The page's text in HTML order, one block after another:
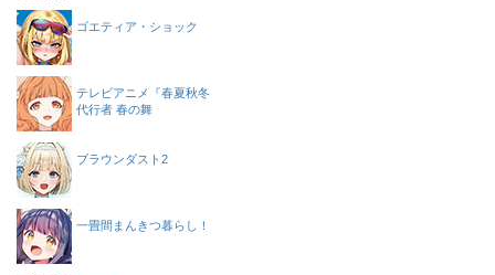
ゴエティア・ショック
テレビアニメ『春夏秋冬
代行者 春の舞
ブラウンダスト2
一畳間まんきつ暮らし！